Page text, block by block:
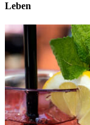
Leben